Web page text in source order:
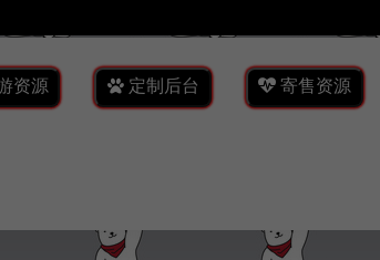
资源 定制后台 寄售资源